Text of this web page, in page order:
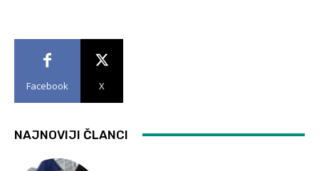
Facebook X
NAJNOVIJI ČLANCI